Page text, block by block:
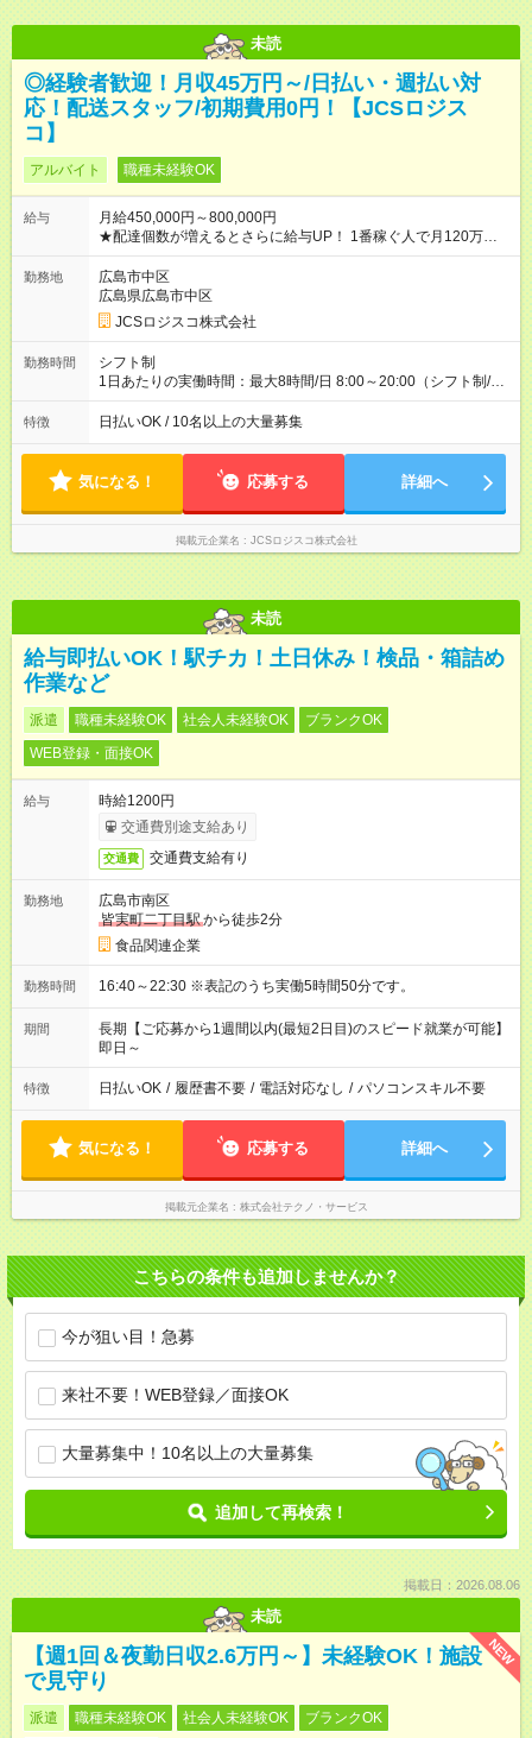
未読
◎経験者歓迎！月収45万円～/日払い・週払い対
応！配送スタッフ/初期費用0円！【JCSロジス
コ】
アルバイト 職種未経験OK
給与
月給450,000円～800,000円
★配達個数が増えるとさらに給与UP！ 1番稼ぐ人で月120万ほ
ど！ ・主要都市エリア 月収55万円／週5日稼働 月収65万~112
万円／週6日稼働 ・地方郊外エリア 月収40万円／週5日稼働 月
収40万円~50万円／週6日稼働 ＜モデルイメージ＞ ■月収50万
円 (27歳男性/江東区在住)※元建築関係 1日150個配達×25日勤務
(日休み) ■月収80万円(43歳男性/墨田区在住)※元営業 1日200個
勤務地
広島市中区
広島県広島市中区
JCSロジスコ株式会社
勤務時間
シフト制
1日あたりの実働時間：最大8時間/日 8:00～20:00（シフト制/実
働8時間） ※週5日勤務（場所次第では週4も有り） ※配達状況に
よって時間外での勤務可能性有り ※案件により多少の前後あり
特徴 日払いOK / 10名以上の大量募集
気になる！ 応募する 詳細へ
掲載元企業名 JCSロジスコ株式会社
未読
給与即払いOK！駅チカ！土日休み！検品・箱詰め
作業など
派遣 職種未経験OK 社会人未経験OK
ブランクOK
WEB登録・面接OK
給与
時給1200円
交通費別途支給あり
交通費 交通費支給有り
勤務地
広島市南区
皆実町二丁目駅から徒歩2分
食品関連企業
勤務時間 16:40～22:30 ※表記のうち実働5時間50分です。
期間
長期【ご応募から1週間以内(最短2日目)のスピード就業が可能】
即日～
特徴 日払いOK / 履歴書不要 / 電話対応なし / パソコンスキル不要
気になる！ 応募する 詳細へ
掲載元企業名 株式会社テクノ・サービス
こちらの条件も追加しませんか？
今が狙い目！急募
来社不要！WEB登録／面接OK
大量募集中！10名以上の大量募集
追加して再検索！
掲載日：2026.08.06
未読
NEW
【週1回＆夜勤日収2.6万円～】未経験OK！施設
で見守り
派遣 職種未経験OK 社会人未経験OK ブランクOK